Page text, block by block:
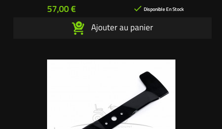
L'autoporté.com ®
Prix
57,00 €  Disponible En Stock
Ajouter au panier